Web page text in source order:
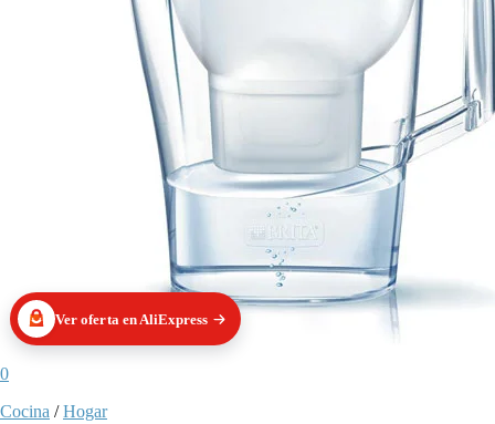
Ver oferta en AliExpress
0
Cocina /Hogar